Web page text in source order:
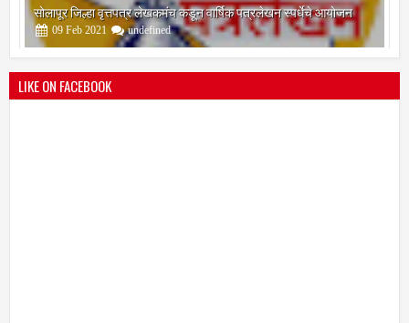
सोलापूर जिल्हा वृत्तपत्र लेखकमंच कडून वार्षिक पत्रलेखन स्पर्धेचे आयोजन
undefined
LIKE ON FACEBOOK